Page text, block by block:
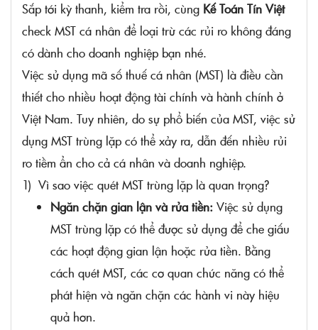
Sắp tới kỳ thanh, kiểm tra rồi, cùng Kế Toán Tín Việt
check MST cá nhân để loại trừ các rủi ro không đáng
có dành cho doanh nghiệp bạn nhé.
Việc sử dụng mã số thuế cá nhân (MST) là điều cần
thiết cho nhiều hoạt động tài chính và hành chính ở
Việt Nam. Tuy nhiên, do sự phổ biến của MST, việc sử
dụng MST trùng lặp có thể xảy ra, dẫn đến nhiều rủi
ro tiềm ẩn cho cả cá nhân và doanh nghiệp.
1) Vì sao việc quét MST trùng lặp là quan trọng?
Ngăn chặn gian lận và rửa tiền: Việc sử dụng
MST trùng lặp có thể được sử dụng để che giấu
các hoạt động gian lận hoặc rửa tiền. Bằng
cách quét MST, các cơ quan chức năng có thể
phát hiện và ngăn chặn các hành vi này hiệu
quả hơn.